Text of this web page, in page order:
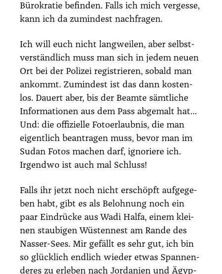
Büro­kra­tie befin­den. Falls ich mich ver­ges­se,
kann ich da zumin­dest nach­fra­gen.
Ich will euch nicht lang­wei­len, aber selbst­
ver­ständ­lich muss man sich in jedem neu­en
Ort bei der Poli­zei regis­trie­ren, sobald man
ankommt. Zumin­dest ist das dann kos­ten­
los. Dau­ert aber, bis der Beam­te sämt­li­che
Infor­ma­tio­nen aus dem Pass abge­malt hat…
Und: die offi­zi­el­le Foto­er­laub­nis, die man
eigent­lich bean­tra­gen muss, bevor man im
Sudan Fotos machen darf, igno­rie­re ich.
Irgend­wo ist auch mal Schluss!
Falls ihr jetzt noch nicht erschöpft auf­ge­ge­
ben habt, gibt es als Beloh­nung noch ein
paar Ein­drü­cke aus Wadi Hal­fa, einem klei­
nen stau­bi­gen Wüs­ten­nest am Ran­de des
Nas­ser-Sees. Mir gefällt es sehr gut, ich bin
so glück­lich end­lich wie­der etwas Span­nen­
de­res zu erle­ben nach Jor­da­ni­en und Ägyp­